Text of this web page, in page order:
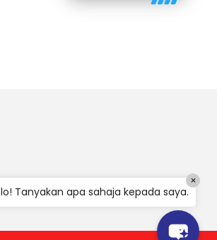
Penafian Polisi Keselamatan
Tanyakan apa sahaja kepada saya.
×